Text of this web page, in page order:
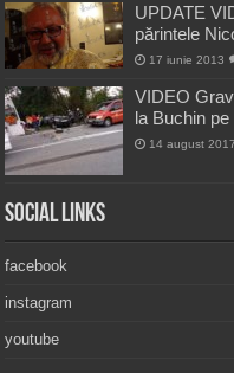
UPDATE
părintele
17 iunie 2013
VIDEO
la Buchin pe
14 august 2017
Social Links
facebook
instagram
youtube